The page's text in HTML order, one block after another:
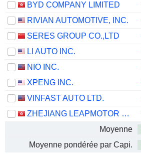
BYD COMPANY LIMITED
RIVIAN AUTOMOTIVE, INC.
SERES GROUP CO.,LTD
LI AUTO INC.
NIO INC.
XPENG INC.
VINFAST AUTO LTD.
ZHEJIANG LEAPMOTOR TECHNOLOGY CO., LTD.
Moyenne
Moyenne pondérée par Capi.